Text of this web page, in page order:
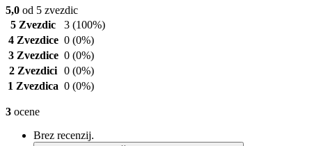
5,0 od 5 zvezdic
5 Zvezdic
3 (100%)
4 Zvezdice 0 (0%)
3 Zvezdice 0 (0%)
2 Zvezdici 0 (0%)
1 Zvezdica 0 (0%)
3 ocene
Brez recenzij.